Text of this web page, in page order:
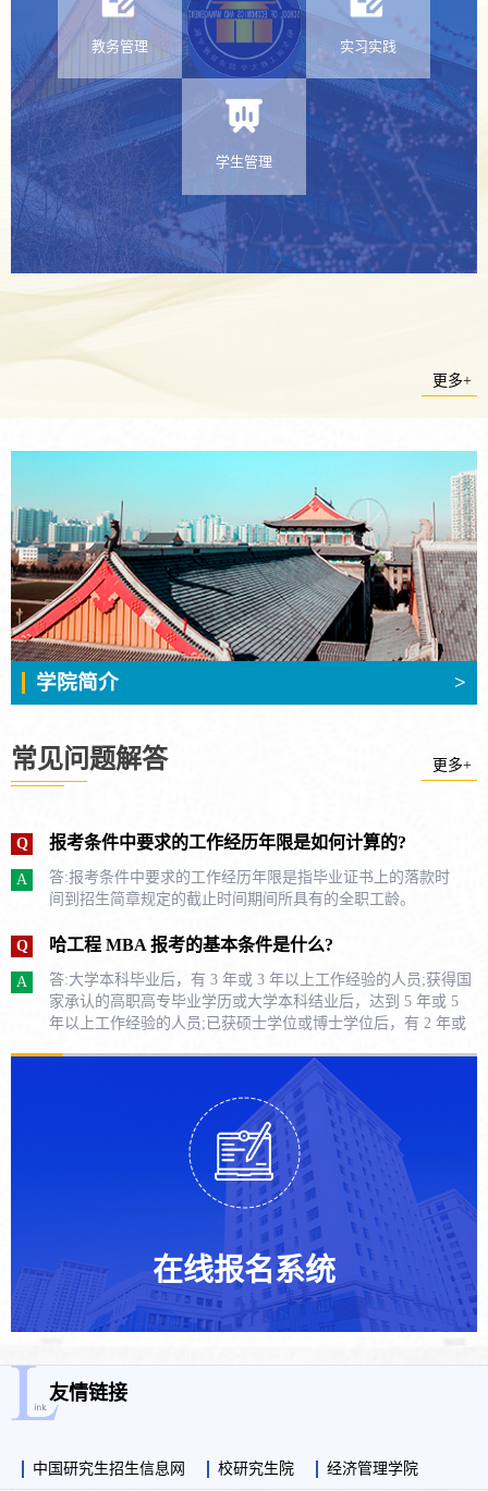
教务管理 实习实践
学生管理
更多+
学院简介 >
常见问题解答 更多+
Q 报考条件中要求的工作经历年限是如何计算的?
A
答:报考条件中要求的工作经历年限是指毕业证书上的落款时
间到招生简章规定的截止时间期间所具有的全职工龄。
Q 哈工程 MBA 报考的基本条件是什么?
A
答:大学本科毕业后，有 3 年或 3 年以上工作经验的人员;获得国
家承认的高职高专毕业学历或大学本科结业后，达到 5 年或 5
年以上工作经验的人员;已获硕士学位或博士学位后，有 2 年或
在线报名系统
友情链接
中国研究生招生信息网 校研究生院 经济管理学院